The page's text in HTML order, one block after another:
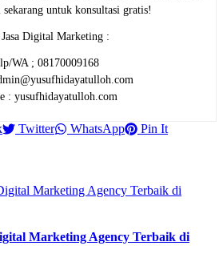
untuk konsultasi gratis!
Digital Marketing :
WA ; 08170009168
: yusufhidayatulloh.com
Twitter WhatsApp Pin It
Marketing Agency Terbaik di